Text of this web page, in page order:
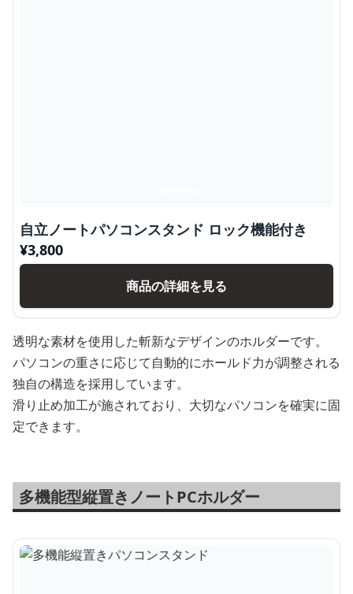
自立ノートパソコンスタンド ロック機能付き
¥3,800
商品の詳細を見る
透明な素材を使用した斬新なデザインのホルダーです。
パソコンの重さに応じて自動的にホールド力が調整される
独自の構造を採用しています。
滑り止め加工が施されており、大切なパソコンを確実に固
定できます。
多機能型縦置きノートPCホルダー